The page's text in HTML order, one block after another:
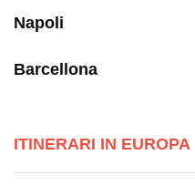
Napoli
Barcellona
ITINERARI IN EUROPA